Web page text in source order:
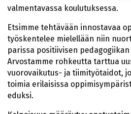
valmentavassa koulutuksessa.
Etsimme tehtävään innostavaa
työskentelee mielellään niin
parissa positiivisen
Arvostamme rohkeutta tarttua
vuorovaikutus- ja tiimityötaidot,
toimia erilaisissa
eduksi.